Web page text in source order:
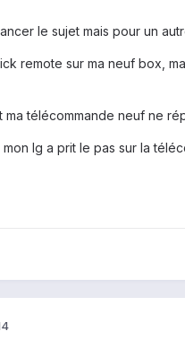
le sujet mais pour un
remote sur ma neuf box,
ma télécommande neuf ne
lg a prit le pas sur la